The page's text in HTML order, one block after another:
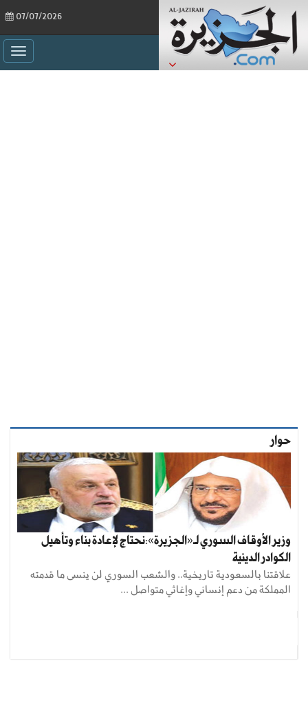
حوار
وزير الأوقاف السوري لـ«الجزيرة»:نحتاج لإعادة بناء وتأهيل
الكوادر الدينية
علاقتنا بالسعودية تاريخية.. والشعب السوري لن ينسى ما قدمته
المملكة من دعم إنساني وإغاثي متواصل ...